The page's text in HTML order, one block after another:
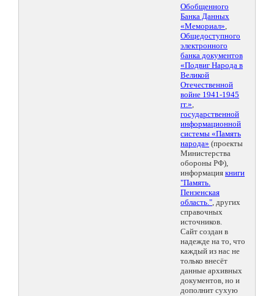
Обобщенного
Банка Данных
«Мемориал»,
Общедоступного
электронного
банка документов
«Подвиг Народа в
Великой
Отечественной
войне 1941-1945
гг.»,
государственной
информационной
системы «Память
народа» (проекты
Министерства
обороны РФ),
информация книги
"Память.
Пензенская
область.", других
справочных
источников.
Сайт создан в
надежде на то, что
каждый из нас не
только внесёт
данные архивных
документов, но и
дополнит сухую